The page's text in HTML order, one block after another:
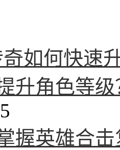
奇如何快速
升角色等
握英雄合